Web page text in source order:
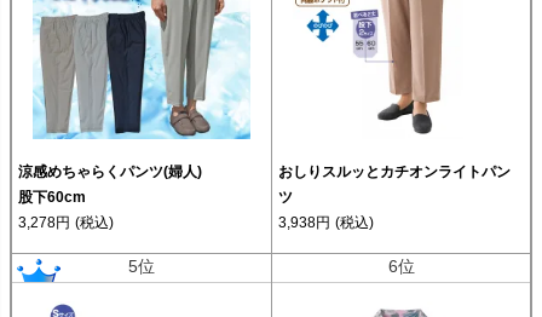
涼感めちゃらくパンツ(婦人)
股下60cm
3,278円 (税込)
おしりスルッとカチオンライトパン
ツ
3,938円 (税込)
5位 6位